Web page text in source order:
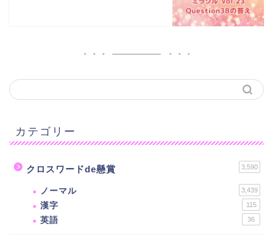
カテゴリー
クロスワードde懸賞 3,590
ノーマル 3,439
漢字 115
英語 36